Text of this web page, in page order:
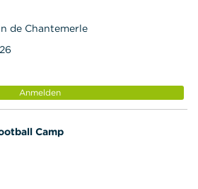
de Chantemerle
Anmelden
Camp